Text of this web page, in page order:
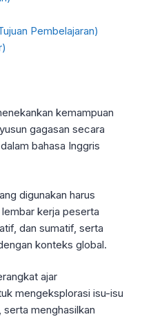
Pembelajaran)
kemampuan
gagasan secara
bahasa Inggris
digunakan harus
kerja peserta
dan sumatif, serta
konteks global.
ajar
mengeksplorasi isu-isu
menghasilkan